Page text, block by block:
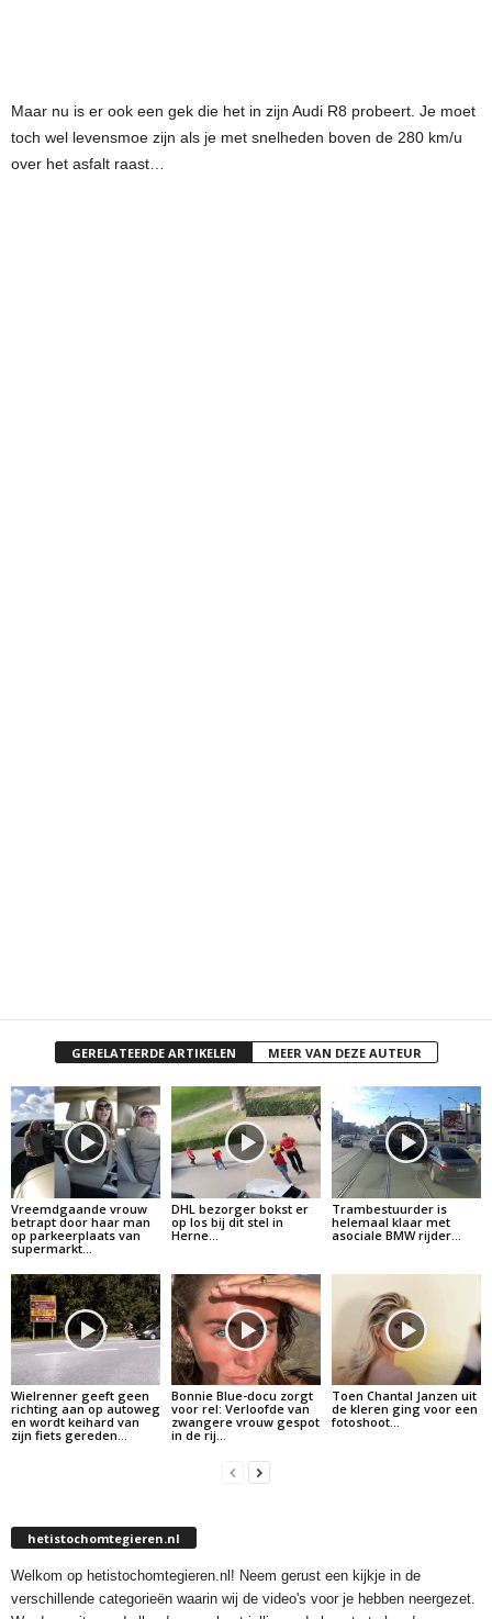
Maar nu is er ook een gek die het in zijn Audi R8 probeert. Je moet
toch wel levensmoe zijn als je met snelheden boven de 280 km/u
over het asfalt raast…
GERELATEERDE ARTIKELEN MEER VAN DEZE AUTEUR
Vreemdgaande vrouw
betrapt door haar man
op parkeerplaats van
supermarkt…
DHL bezorger bokst er
op los bij dit stel in
Herne…
Trambestuurder is
helemaal klaar met
asociale BMW rijder…
Wielrenner geeft geen
richting aan op autoweg
en wordt keihard van
zijn fiets gereden…
Bonnie Blue-docu zorgt
voor rel: Verloofde van
zwangere vrouw gespot
in de rij…
Toen Chantal Janzen uit
de kleren ging voor een
fotoshoot…
hetistochomtegieren.nl
Welkom op hetistochomtegieren.nl! Neem gerust een kijkje in de
verschillende categorieën waarin wij de video's voor je hebben neergezet.